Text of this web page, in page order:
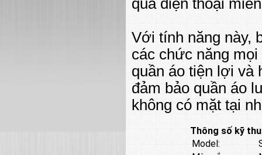
qua điện thoại
Với tính năng này,
các chức năng
quần áo tiện lợi và
đảm bảo quần áo
không có mặt tại
Thông số kỹ
Model: